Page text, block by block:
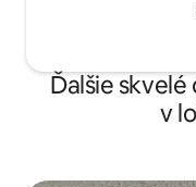
Ďalšie
v